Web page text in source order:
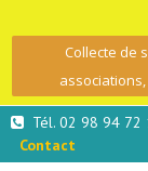
Tél. 02 98 94 72
Contact
Collecte de